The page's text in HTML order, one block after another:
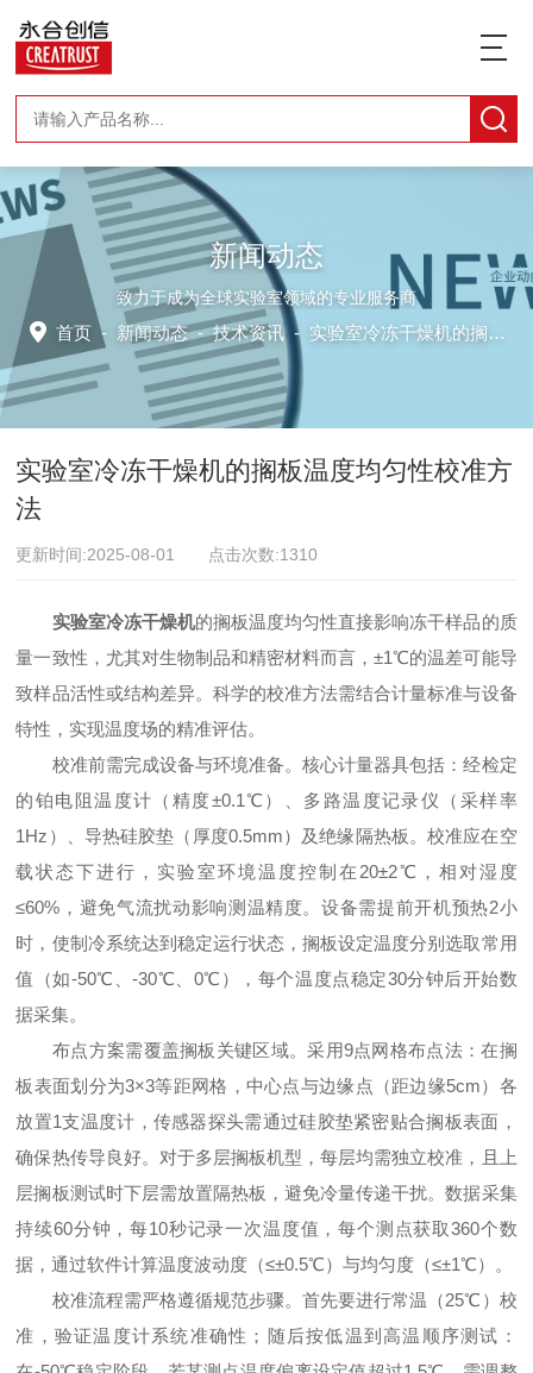
新闻动态
致力于成为全球实验室领域的专业服务商
首页 - 新闻动态-技术资讯 - 实验室冷冻干燥机的搁板温度均匀性校准方法
实验室冷冻干燥机的搁板温度均匀性校准方
法
更新时间:2025-08-01 点击次数:1310
实验室冷冻干燥机的搁板温度均匀性直接影响冻干样品的质
量一致性，尤其对生物制品和精密材料而言，±1℃的温差可能导
致样品活性或结构差异。科学的校准方法需结合计量标准与设备
特性，实现温度场的精准评估。
校准前需完成设备与环境准备。核心计量器具包括：经检定
的铂电阻温度计（精度±0.1℃）、多路温度记录仪（采样率
1Hz）、导热硅胶垫（厚度0.5mm）及绝缘隔热板。校准应在空
载状态下进行，实验室环境温度控制在20±2℃，相对湿度
≤60%，避免气流扰动影响测温精度。设备需提前开机预热2小
时，使制冷系统达到稳定运行状态，搁板设定温度分别选取常用
值（如-50℃、-30℃、0℃），每个温度点稳定30分钟后开始数
据采集。
布点方案需覆盖搁板关键区域。采用9点网格布点法：在搁
板表面划分为3×3等距网格，中心点与边缘点（距边缘5cm）各
放置1支温度计，传感器探头需通过硅胶垫紧密贴合搁板表面，
确保热传导良好。对于多层搁板机型，每层均需独立校准，且上
层搁板测试时下层需放置隔热板，避免冷量传递干扰。数据采集
持续60分钟，每10秒记录一次温度值，每个测点获取360个数
据，通过软件计算温度波动度（≤±0.5℃）与均匀度（≤±1℃）。
校准流程需严格遵循规范步骤。首先要进行常温（25℃）校
准，验证温度计系统准确性；随后按低温到高温顺序测试：